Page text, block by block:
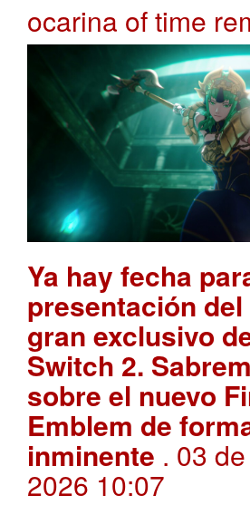
ocarina of time
Ya hay fecha
presentación
gran exclusivo
Switch 2.
sobre el nuevo
Emblem de
inminente . 03
2026 10:07